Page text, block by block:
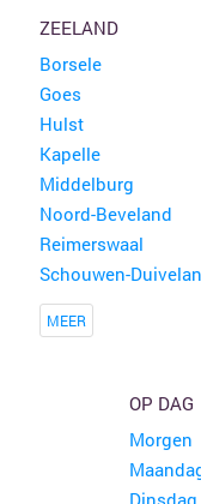
ZEELAND
Borsele
Goes
Hulst
Kapelle
Middelburg
Noord-Beveland
Reimerswaal
Schouwen-
MEER
OP DAG
Morgen
Dinsdag